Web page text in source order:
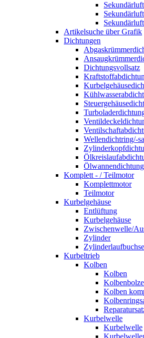
Artikelsuche über Grafik
Dichtungen
Dichtungsvollsatz
Wellendichtring/-
Ölwannendichtung
Komplett - / Teilmotor
Komplettmotor
Teilmotor
Kurbelgehäuse
Entlüftung
Kurbelgehäuse
Zwischenwelle/
Zylinder
Kurbeltrieb
Kolben
Kolben
Kolben
Kurbelwelle
Kurbelwelle